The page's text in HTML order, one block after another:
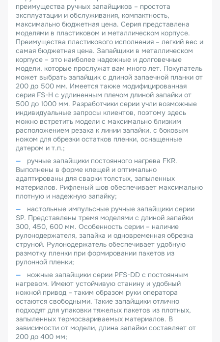
преимущества ручных запайщиков – простота
эксплуатации и обслуживания, компактность,
максимально бюджетная цена. Серия представлена
моделями в пластиковом и металлическом корпусе.
Преимущества пластикового исполнения – легкий вес и
самая бюджетная цена. Запайщики в металлическом
корпусе – это наиболее надежные и долговечные
модели, которые прослужат вам много лет. Покупатель
может выбрать запайщик с длиной запаечной планки от
200 до 500 мм. Имеется также модифицированная
серия FS-H с удлиненным плечом длиной запайки от
500 до 1000 мм. Разработчики серии учли возможные
индивидуальные запросы клиентов, поэтому здесь
можно встретить модели с максимально близким
расположением резака к линии запайки, с боковым
ножом для обрезки остатков пленки, оснащенные
датером и т.п.;
ручные запайщики постоянного нагрева FKR.
Выполнены в форме клещей и оптимально
адаптированы для сварки толстых, запыленных
материалов. Рифленый шов обеспечивает максимально
плотную и надежную запайку;
настольные импульсные ручные запайщики серии
SP. Представлены тремя моделями с длиной запайки
300, 450, 600 мм. Особенность серии – наличие
рулонодержателя, запайка и одновременная обрезка
струной. Рулонодержатель обеспечивает удобную
размотку пленки при формировании пакетов из
рулонной пленки;
ножные запайщики серии PFS-DD с постоянным
нагревом. Имеют устойчивую станину и удобный
ножной привод – таким образом руки оператора
остаются свободными. Такие запайщики отлично
подходят для упаковки тяжелых пакетов из плотных,
запыленных термосвариваемых материалов. В
зависимости от модели, длина запайки составляет от
200 до 400 мм;